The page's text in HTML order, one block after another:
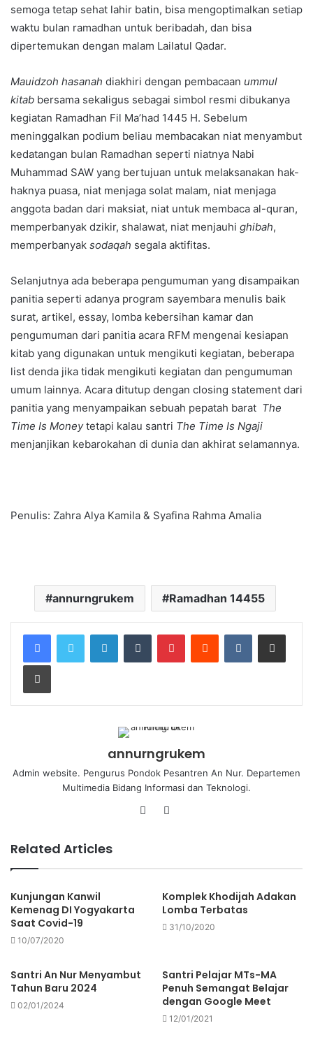
semoga tetap sehat lahir batin, bisa mengoptimalkan setiap
waktu bulan ramadhan untuk beribadah, dan bisa
dipertemukan dengan malam Lailatul Qadar.
Mauidzoh hasanah diakhiri dengan pembacaan ummul
kitab bersama sekaligus sebagai simbol resmi dibukanya
kegiatan Ramadhan Fil Ma’had 1445 H. Sebelum
meninggalkan podium beliau membacakan niat menyambut
kedatangan bulan Ramadhan seperti niatnya Nabi
Muhammad SAW yang bertujuan untuk melaksanakan hak-
haknya puasa, niat menjaga solat malam, niat menjaga
anggota badan dari maksiat, niat untuk membaca al-quran,
memperbanyak dzikir, shalawat, niat menjauhi ghibah,
memperbanyak sodaqah segala aktifitas.
Selanjutnya ada beberapa pengumuman yang disampaikan
panitia seperti adanya program sayembara menulis baik
surat, artikel, essay, lomba kebersihan kamar dan
pengumuman dari panitia acara RFM mengenai kesiapan
kitab yang digunakan untuk mengikuti kegiatan, beberapa
list denda jika tidak mengikuti kegiatan dan pengumuman
umum lainnya. Acara ditutup dengan closing statement dari
panitia yang menyampaikan sebuah pepatah barat The
Time Is Moneytetapi kalau santri The Time Is Ngaji
menjanjikan kebarokahan di dunia dan akhirat selamannya.
Penulis: Zahra Alya Kamila & Syafina Rahma Amalia
annurngrukem Ramadhan 14455
annurngrukem
Admin website. Pengurus Pondok Pesantren An Nur. Departemen
Multimedia Bidang Informasi dan Teknologi.
Related Articles
Kunjungan Kanwil
Kemenag DI Yogyakarta
Saat Covid-19
10/07/2020
Komplek Khodijah Adakan
Lomba Terbatas
31/10/2020
Santri An Nur Menyambut
Tahun Baru 2024
02/01/2024
Santri Pelajar MTs-MA
Penuh Semangat Belajar
dengan Google Meet
12/01/2021